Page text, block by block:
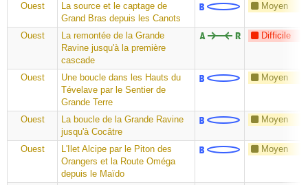
Ouest
La source et le captage de
Grand Bras depuis les Canots
Moyen
Ouest
La remontée de la Grande
Ravine jusqu'à la première
cascade
Difficile
Ouest
Une boucle dans les Hauts du
Tévelave par le Sentier de
Grande Terre
Moyen
Ouest
La boucle de la Grande Ravine
jusqu'à Cocâtre
Moyen
Ouest
L'Ilet Alcipe par le Piton des
Orangers et la Route Oméga
depuis le Maïdo
Moyen